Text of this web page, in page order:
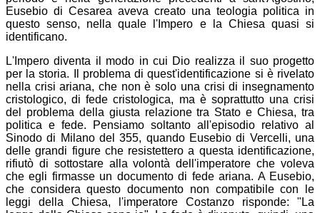
Eusebio di Cesarea aveva creato una teologia politica in
questo senso, nella quale l'Impero e la Chiesa quasi si
identificano.
L'Impero diventa il modo in cui Dio realizza il suo progetto
per la storia. Il problema di quest'identificazione si è rivelato
nella crisi ariana, che non è solo una crisi di insegnamento
cristologico, di fede cristologica, ma è soprattutto una crisi
del problema della giusta relazione tra Stato e Chiesa, tra
politica e fede. Pensiamo soltanto all'episodio relativo al
Sinodo di Milano del 355, quando Eusebio di Vercelli, una
delle grandi figure che resistettero a questa identificazione,
rifiutò di sottostare alla volontà dell'imperatore che voleva
che egli firmasse un documento di fede ariana. A Eusebio,
che considera questo documento non compatibile con le
leggi della Chiesa, l'imperatore Costanzo risponde: "La